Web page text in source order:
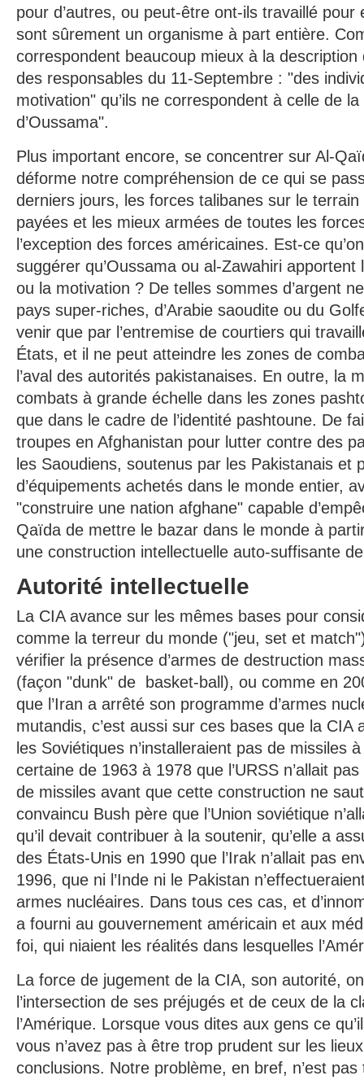
pour d’autres, ou peut-être ont-ils travaillé pour
sont sûrement un organisme à part entière.
correspondent beaucoup mieux à la description
des responsables du 11-Septembre : "des
motivation" qu’ils ne correspondent à celle de
d’Oussama".
Plus important encore, se concentrer sur Al-
déforme notre compréhension de ce qui se
derniers jours, les forces talibanes sur le
payées et les mieux armées de toutes les
l’exception des forces américaines. Est-ce
suggérer qu’Oussama ou al-Zawahiri apportent
ou la motivation ? De telles sommes d’argent
pays super-riches, d’Arabie saoudite ou du
venir que par l’entremise de courtiers qui
États, et il ne peut atteindre les zones de
l’aval des autorités pakistanaises. En outre, la
combats à grande échelle dans les zones
que dans le cadre de l’identité pashtoune. De
troupes en Afghanistan pour lutter contre des
les Saoudiens, soutenus par les Pakistanais et
d’équipements achetés dans le monde entier,
"construire une nation afghane" capable
Qaïda de mettre le bazar dans le monde à
une construction intellectuelle auto-suffisante
Autorité intellectuelle
La CIA avance sur les mêmes bases pour
comme la terreur du monde ("jeu, set et
vérifier la présence d’armes de destruction
(façon "dunk" de basket-ball), ou comme en
que l’Iran a arrêté son programme d’armes
mutandis, c’est aussi sur ces bases que la CIA
les Soviétiques n’installeraient pas de missiles
certaine de 1963 à 1978 que l’URSS n’allait
de missiles avant que cette construction ne
convaincu Bush père que l’Union soviétique
qu’il devait contribuer à la soutenir, qu’elle a
des États-Unis en 1990 que l’Irak n’allait pas
1996, que ni l’Inde ni le Pakistan
armes nucléaires. Dans tous ces cas, et
a fourni au gouvernement américain et aux
foi, qui niaient les réalités dans lesquelles
La force de jugement de la CIA, son autorité,
l’intersection de ses préjugés et de ceux de la
l’Amérique. Lorsque vous dites aux gens ce
vous n’avez pas à être trop prudent sur les
conclusions. Notre problème, en bref, n’est